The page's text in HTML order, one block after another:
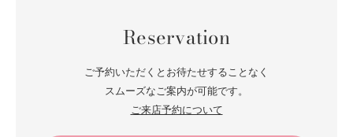
Reservation
ご予約いただくとお待たせすることなく
スムーズなご案内が可能です。
ご来店予約について